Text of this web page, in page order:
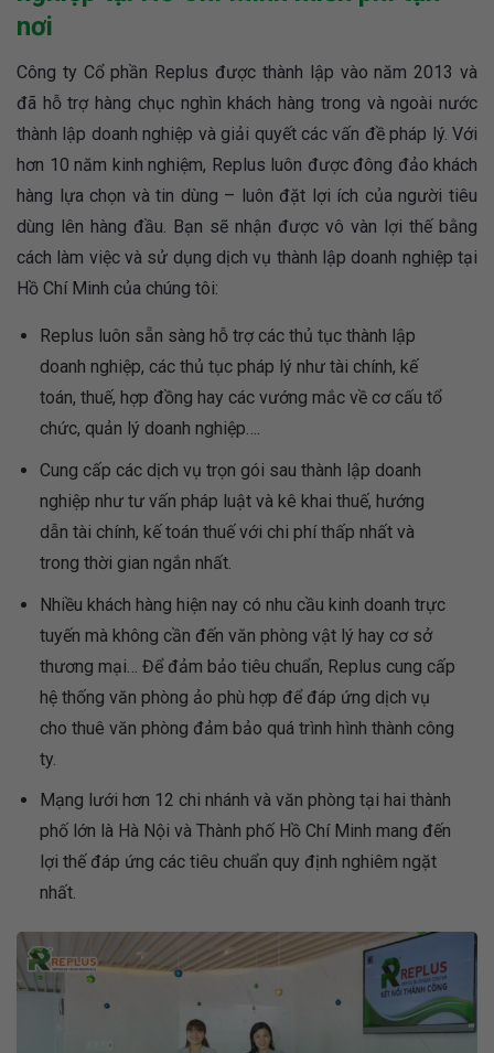
nơi
Công ty Cổ phần Replus được thành lập vào năm 2013 và
đã hỗ trợ hàng chục nghìn khách hàng trong và ngoài nước
thành lập doanh nghiệp và giải quyết các vấn đề pháp lý. Với
hơn 10 năm kinh nghiệm, Replus luôn được đông đảo khách
hàng lựa chọn và tin dùng – luôn đặt lợi ích của người tiêu
dùng lên hàng đầu. Bạn sẽ nhận được vô vàn lợi thế bằng
cách làm việc và sử dụng dịch vụ thành lập doanh nghiệp tại
Hồ Chí Minh của chúng tôi:
Replus luôn sẵn sàng hỗ trợ các thủ tục thành lập
doanh nghiệp, các thủ tục pháp lý như tài chính, kế
toán, thuế, hợp đồng hay các vướng mắc về cơ cấu tổ
chức, quản lý doanh nghiệp….
Cung cấp các dịch vụ trọn gói sau thành lập doanh
nghiệp như tư vấn pháp luật và kê khai thuế, hướng
dẫn tài chính, kế toán thuế với chi phí thấp nhất và
trong thời gian ngắn nhất.
Nhiều khách hàng hiện nay có nhu cầu kinh doanh trực
tuyến mà không cần đến văn phòng vật lý hay cơ sở
thương mại… Để đảm bảo tiêu chuẩn, Replus cung cấp
hệ thống văn phòng ảo phù hợp để đáp ứng dịch vụ
cho thuê văn phòng đảm bảo quá trình hình thành công
ty.
Mạng lưới hơn 12 chi nhánh và văn phòng tại hai thành
phố lớn là Hà Nội và Thành phố Hồ Chí Minh mang đến
lợi thế đáp ứng các tiêu chuẩn quy định nghiêm ngặt
nhất.